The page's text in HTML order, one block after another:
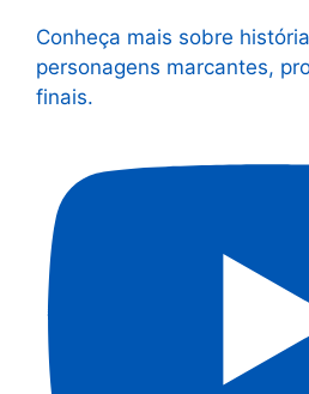
Conheça mais sobre
personagens marcantes,
finais.